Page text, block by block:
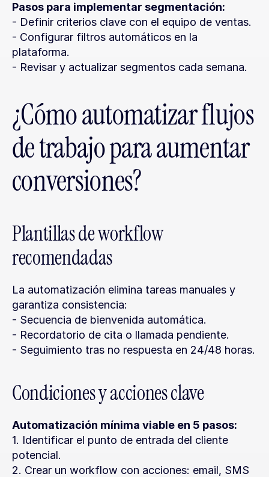
Pasos para implementar segmentación:
- Definir criterios clave con el equipo de ventas.
- Configurar filtros automáticos en la
plataforma.
- Revisar y actualizar segmentos cada semana.
¿Cómo automatizar flujos
de trabajo para aumentar
conversiones?
Plantillas de workflow
recomendadas
La automatización elimina tareas manuales y
garantiza consistencia:
- Secuencia de bienvenida automática.
- Recordatorio de cita o llamada pendiente.
- Seguimiento tras no respuesta en 24/48 horas.
Condiciones y acciones clave
Automatización mínima viable en 5 pasos:
1. Identificar el punto de entrada del cliente
potencial.
2. Crear un workflow con acciones: email, SMS